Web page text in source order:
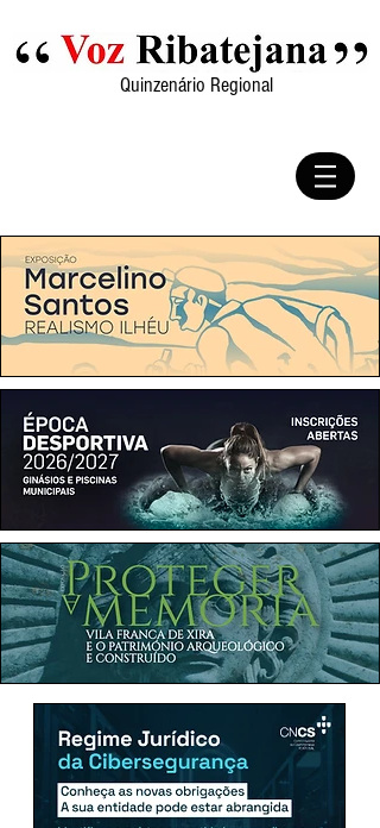
Quinzenário Regional